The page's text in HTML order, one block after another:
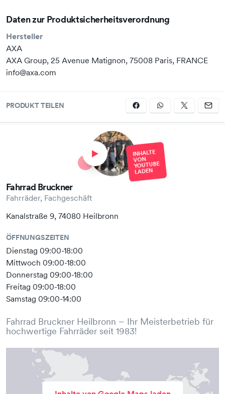
Daten zur Produktsicherheitsverordnung
Hersteller
AXA
AXA Group, 25 Avenue Matignon, 75008 Paris, FRANCE
info@axa.com
PRODUKT TEILEN
INHALTE
VON
YOUTUBE
LADEN
Fahrrad Bruckner
Fahrräder, Fachgeschäft
Kanalstraße 9, 74080 Heilbronn
ÖFFNUNGSZEITEN
Dienstag 09:00-18:00
Mittwoch 09:00-18:00
Donnerstag 09:00-18:00
Freitag 09:00-18:00
Samstag 09:00-14:00
Fahrrad Bruckner Heilbronn – Ihr Meisterbetrieb für
hochwertige Fahrräder seit 1983!